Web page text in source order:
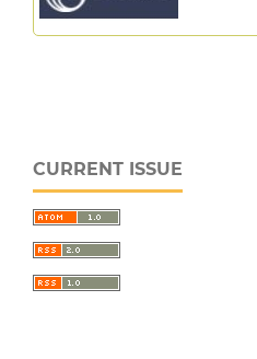
CURRENT ISSUE